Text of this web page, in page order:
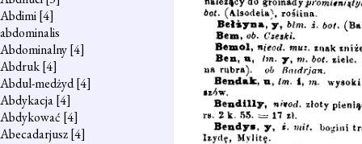
Abdimi[4]
abdominalis
Abdominalny[4]
Abdruk[4]
Abdul-medżyd[4]
Abdykacja[4]
Abdykować [4]
Abecadarjusz[4]